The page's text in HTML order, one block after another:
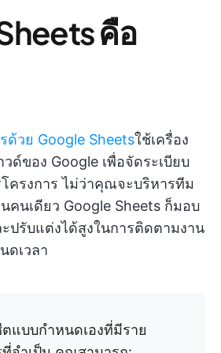
คือ
ด้วย Google Sheetsใช้เครื่อง
ด์ของ Google เพื่อจัดระเบียบ
ครงการ ไม่ว่าคุณจะบริหารทีม
คนเดียว Google Sheets ก็มอบ
รับแต่งได้สูงในการติดตามงาน
ดเวลา
ตแบบกำหนดเองที่มีราย